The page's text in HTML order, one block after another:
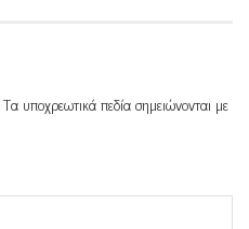
Τα υποχρεωτικά πεδία σημειώνονται με